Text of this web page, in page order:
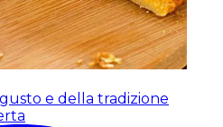
e della tradizione